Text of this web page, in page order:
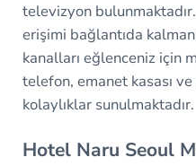
televizyon
erişimi bağlantıda
kanalları eğlenceniz için
telefon, emanet kasası
kolaylıklar sunulmaktadır.
Hotel Naru Seoul